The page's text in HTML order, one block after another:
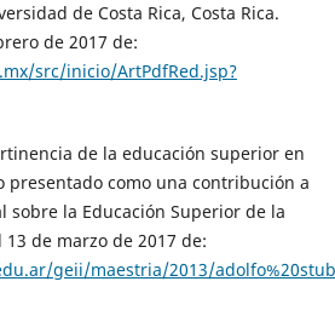
de Costa Rica, Costa Rica.
de 2017 de:
src/inicio/ArtPdfRed.jsp?
de la educación superior en
presentado como una contribución a
sobre la Educación Superior de la
de marzo de 2017 de:
geii/maestria/2013/